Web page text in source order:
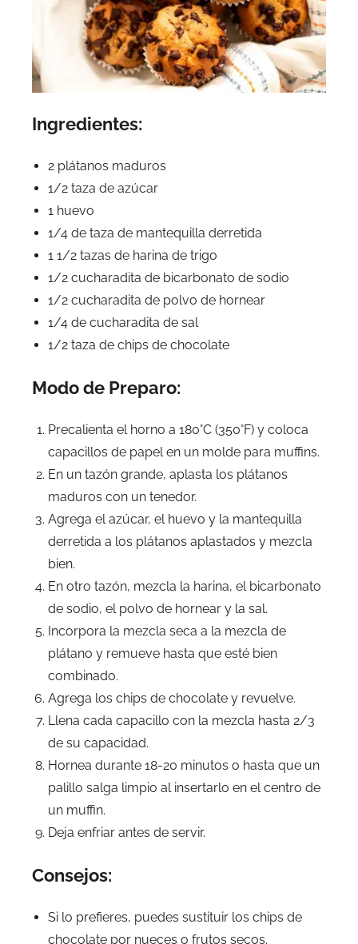
Ingredientes:
2 plátanos maduros
1/2 taza de azúcar
1 huevo
1/4 de taza de mantequilla derretida
1 1/2 tazas de harina de trigo
1/2 cucharadita de bicarbonato de sodio
1/2 cucharadita de polvo de hornear
1/4 de cucharadita de sal
1/2 taza de chips de chocolate
Modo de Preparo:
Precalienta el horno a 180°C (350°F) y coloca
capacillos de papel en un molde para muffins.
En un tazón grande, aplasta los plátanos
maduros con un tenedor.
Agrega el azúcar, el huevo y la mantequilla
derretida a los plátanos aplastados y mezcla
bien.
En otro tazón, mezcla la harina, el bicarbonato
de sodio, el polvo de hornear y la sal.
Incorpora la mezcla seca a la mezcla de
plátano y remueve hasta que esté bien
combinado.
Agrega los chips de chocolate y revuelve.
Llena cada capacillo con la mezcla hasta 2/3
de su capacidad.
Hornea durante 18-20 minutos o hasta que un
palillo salga limpio al insertarlo en el centro de
un muffin.
Deja enfriar antes de servir.
Consejos:
Si lo prefieres, puedes sustituir los chips de
chocolate por nueces o frutos secos.